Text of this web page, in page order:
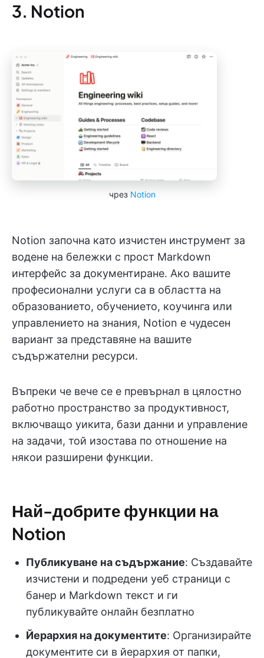
3. Notion
чрез Notion
Notion започна като изчистен инструмент за
водене на бележки с прост Markdown
интерфейс за документиране. Ако вашите
професионални услуги са в областта на
образованието, обучението, коучинга или
управлението на знания, Notion е чудесен
вариант за представяне на вашите
съдържателни ресурси.
Въпреки че вече се е превърнал в цялостно
работно пространство за продуктивност,
включващо уикита, бази данни и управление
на задачи, той изостава по отношение на
някои разширени функции.
Най-добрите функции на
Notion
Публикуване на съдържание: Създавайте
изчистени и подредени уеб страници с
банер и Markdown текст и ги
публикувайте онлайн безплатно
Йерархия на документите: Организирайте
документите си в йерархия от папки,